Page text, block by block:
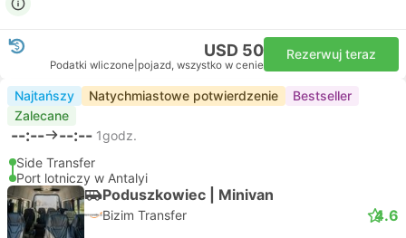
USD 50
Podatki wliczone pojazd, wszystko w cenie
Rezerwuj teraz
Najtańszy Natychmiastowe potwierdzenie
Bestseller
Zalecane
--:-- --:-- 1godz.
Side Transfer
Port lotniczy w Antalyi
Poduszkowiec | Minivan
Bizim Transfer 4.6